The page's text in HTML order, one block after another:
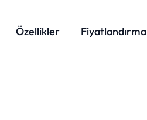
Özellikler Fiyatlandırma